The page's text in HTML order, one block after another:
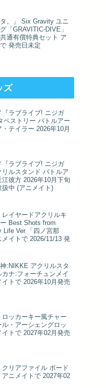
タ。」 Six Gravity ユニ
「GRAVITIC-DIVE」
通有償特典セット ア
発売日未定
ズ
『ラブライブ! ニジガ
ペストリー バトルアー
テイラー 2026年10月
『ラブライブ! ニジガ
リルスタンド バトルア
江彼方 2026年10月下旬
扱中 (アニメイト)
レイヤードアクリルキ
Best Shots from
Life Ver.「四ノ宮那
メイトで 2026/11/13 発
:NIKKE アクリルスタ
カナ:フォーチュンメイ
イトで 2026年10月発売
ロッカーキー風チャー
ル・アーシェングロッ
イトで 2027年02月発売
クリアファイル ボード
アニメイトで 2027年02